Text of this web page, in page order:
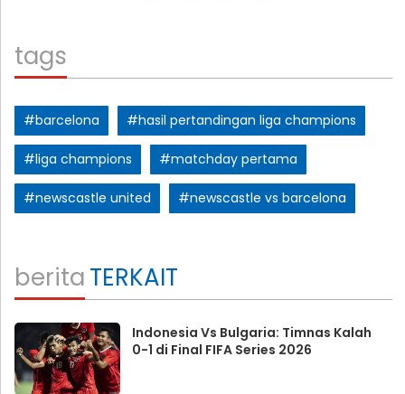
tags
#barcelona #hasil pertandingan liga champions
#liga champions #matchday pertama
#newscastle united #newscastle vs barcelona
beritaTERKAIT
Indonesia Vs Bulgaria: Timnas Kalah
0-1 di Final FIFA Series 2026